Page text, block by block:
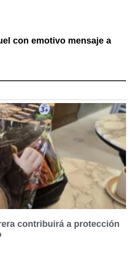
con emotivo mensaje a
contribuirá a protección